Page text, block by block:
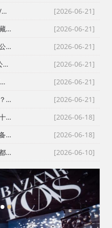
[2026-06-21]
成都会议策划公司｜工程开工/奠基/封顶/竣工仪式全案执行，成都会务接待公司搞定政企工程类高严谨度庆典活动
[2026-06-21]
成都活动公司现场拆解：那些藏在桁架与鲜花背后的“执行暗线”
[2026-06-21]
成都会议策划公司和成都会务公司到底差在哪？成都活动公司老策划师的真话
[2026-06-21]
成都会议策划公司+成都会务公司+成都会务服务公司：成都活动公司老策划师不愿公开的执行细节
[2026-06-21]
找成都活动公司怕踩雷？20年资深操盘手拆解宝宝宴与寿宴布置的隐形门槛
[2026-06-21]
成都会议策划公司怎么控流程？从LED大屏幕到沙画定制的全链路避坑指南
[2026-06-18]
成都活动策划公司会议跟拍二十七年的镜头逻辑：从医学会议到年会直播的现场记录
[2026-06-18]
成都会议策划公司的一站式设备配套：从舞台搭建到LED屏的现场逻辑
[2026-06-10]
成都会议策划公司怎么选？成都会务公司与成都活动执行公司全流程服务拆解